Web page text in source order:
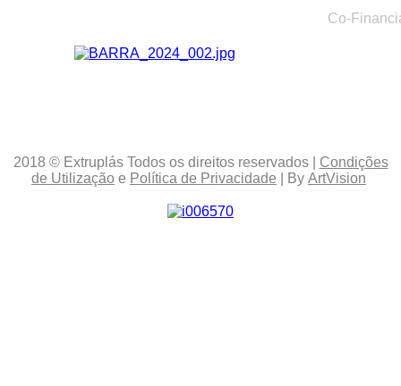
Co-
2018 © ExtruplásTodos os direitos reservados
Condições
de Utilização e Política de Privacidade | By ArtVision